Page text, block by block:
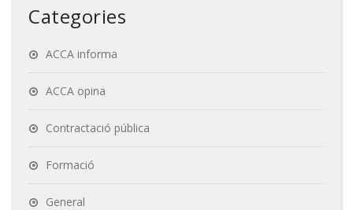
Categories
ACCA informa
ACCA opina
Contractació pública
Formació
General